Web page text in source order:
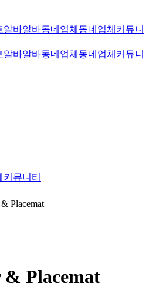
알바알바동네업체 동네업체 커뮤니
알바알바동네업체 동네업체 커뮤니
커뮤니티
Placemat
& Placemat